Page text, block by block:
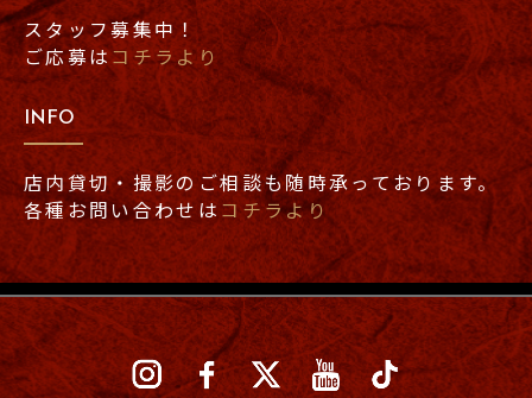
スタッフ募集中！
ご応募はコチラより
INFO
店内貸切・撮影のご相談も随時承っております。
各種お問い合わせはコチラより